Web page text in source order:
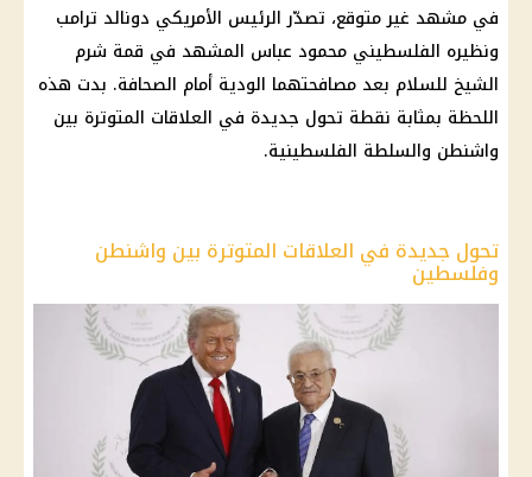
في مشهد غير متوقع، تصدّر الرئيس الأمريكي دونالد ترامب
ونظيره الفلسطيني محمود عباس المشهد في قمة شرم
الشيخ للسلام بعد مصافحتهما الودية أمام الصحافة. ​​بدت هذه
اللحظة بمثابة نقطة تحول جديدة في العلاقات المتوترة بين
واشنطن والسلطة الفلسطينية.
تحول جديدة في العلاقات المتوترة بين واشنطن
وفلسطين